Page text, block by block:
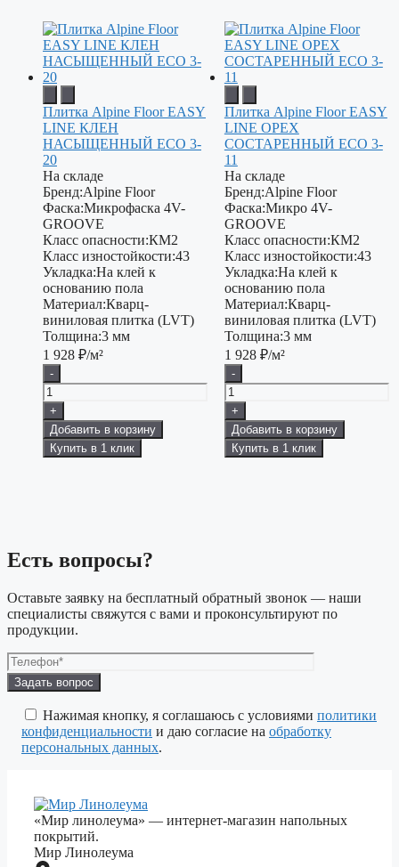
Плитка Alpine Floor EASY
LINE КЛЕН
НАСЫЩЕННЫЙ ECO 3-
20
На складе
Бренд:Alpine Floor
Фаска:Микрофаска 4V-
GROOVE
Класс опасности:КМ2
Класс изностойкости:43
Укладка:На клей к
основанию пола
Материал:Кварц-
виниловая плитка (LVT)
Толщина:3 мм
1 928 ₽/м²
-
+
Добавить в корзину
Купить в 1 клик
Плитка Alpine Floor EASY
LINE ОРЕХ
СОСТАРЕННЫЙ ECO 3-
11
На складе
Бренд:Alpine Floor
Фаска:Микро 4V-
GROOVE
Класс опасности:КМ2
Класс изностойкости:43
Укладка:На клей к
основанию пола
Материал:Кварц-
виниловая плитка (LVT)
Толщина:3 мм
1 928 ₽/м²
-
+
Добавить в корзину
Купить в 1 клик
Есть вопросы?
Оставьте заявку на бесплатный обратный звонок — наши
специалисты свяжутся с вами и проконсультируют по
продукции.
Оставьте
это
поле
пустым.
Нажимая кнопку, я соглашаюсь с условиями политики
конфиденциальности и даю согласие на обработку
персональных данных.
«Мир линолеума» — интернет-магазин напольных
покрытий.
Мир Линолеума